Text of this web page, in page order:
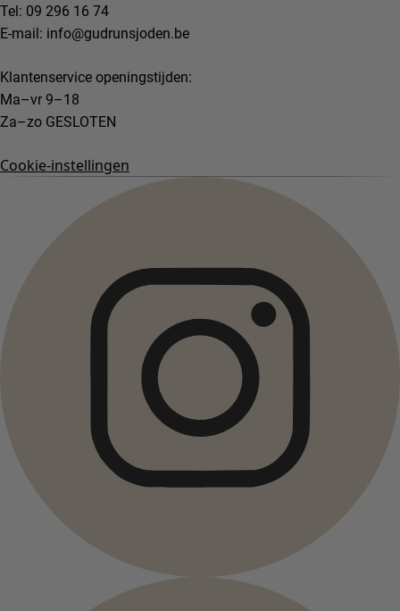
Tel: 09 296 16 74
E-mail: info@gudrunsjoden.be
Klantenservice openingstijden:
Ma–vr 9–18
Za–zo GESLOTEN
Cookie-instellingen